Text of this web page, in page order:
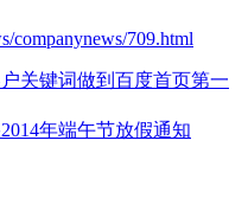
companynews/709.html
关键词做到百度首页第一
年端午节放假通知